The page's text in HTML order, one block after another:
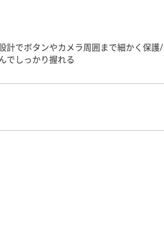
計でボタンやカメラ周囲まで細かく保護/
でしっかり握れる